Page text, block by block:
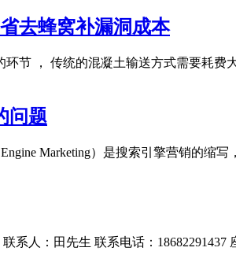
去蜂窝补漏洞成本
节 ， 传统的混凝土输送方式需要耗
问题
Marketing）是搜索引擎营销的
人：田先生 联系电话：18682291437